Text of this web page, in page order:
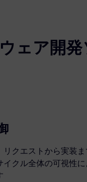
ェア開
クエストから実装
クル全体の可視性